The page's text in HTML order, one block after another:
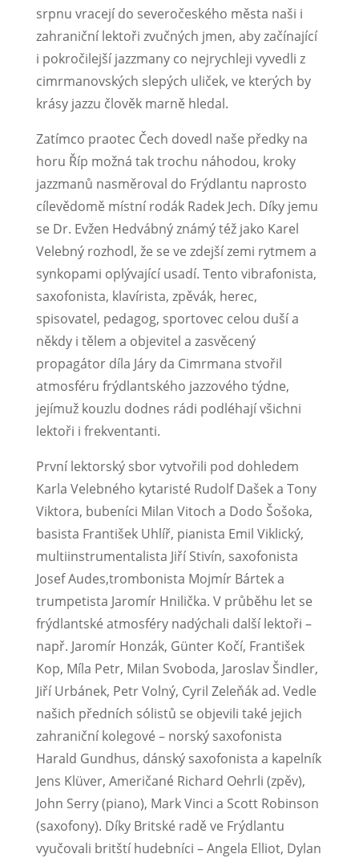
srpnu vracejí do severočeského města naši i
zahraniční lektoři zvučných jmen, aby začínající
i pokročilejší jazzmany co nejrychleji vyvedli z
cimrmanovských slepých uliček, ve kterých by
krásy jazzu člověk marně hledal.
Zatímco praotec Čech dovedl naše předky na
horu Říp možná tak trochu náhodou, kroky
jazzmanů nasměroval do Frýdlantu naprosto
cílevědomě místní rodák Radek Jech. Díky jemu
se Dr. Evžen Hedvábný známý též jako Karel
Velebný rozhodl, že se ve zdejší zemi rytmem a
synkopami oplývající usadí. Tento vibrafonista,
saxofonista, klavírista, zpěvák, herec,
spisovatel, pedagog, sportovec celou duší a
někdy i tělem a objevitel a zasvěcený
propagátor díla Járy da Cimrmana stvořil
atmosféru frýdlantského jazzového týdne,
jejímuž kouzlu dodnes rádi podléhají všichni
lektoři i frekventanti.
První lektorský sbor vytvořili pod dohledem
Karla Velebného kytaristé Rudolf Dašek a Tony
Viktora, bubeníci Milan Vitoch a Dodo Šošoka,
basista František Uhlíř, pianista Emil Viklický,
multiinstrumentalista Jiří Stivín, saxofonista
Josef Audes,trombonista Mojmír Bártek a
trumpetista Jaromír Hnilička. V průběhu let se
frýdlantské atmosféry nadýchali další lektoři –
např. Jaromír Honzák, Günter Kočí, František
Kop, Míla Petr, Milan Svoboda, Jaroslav Šindler,
Jiří Urbánek, Petr Volný, Cyril Zeleňák ad. Vedle
našich předních sólistů se objevili také jejich
zahraniční kolegové – norský saxofonista
Harald Gundhus, dánský saxofonista a kapelník
Jens Klüver, Američané Richard Oehrli (zpěv),
John Serry (piano), Mark Vinci a Scott Robinson
(saxofony). Díky Britské radě ve Frýdlantu
vyučovali britští hudebníci – Angela Elliot, Dylan